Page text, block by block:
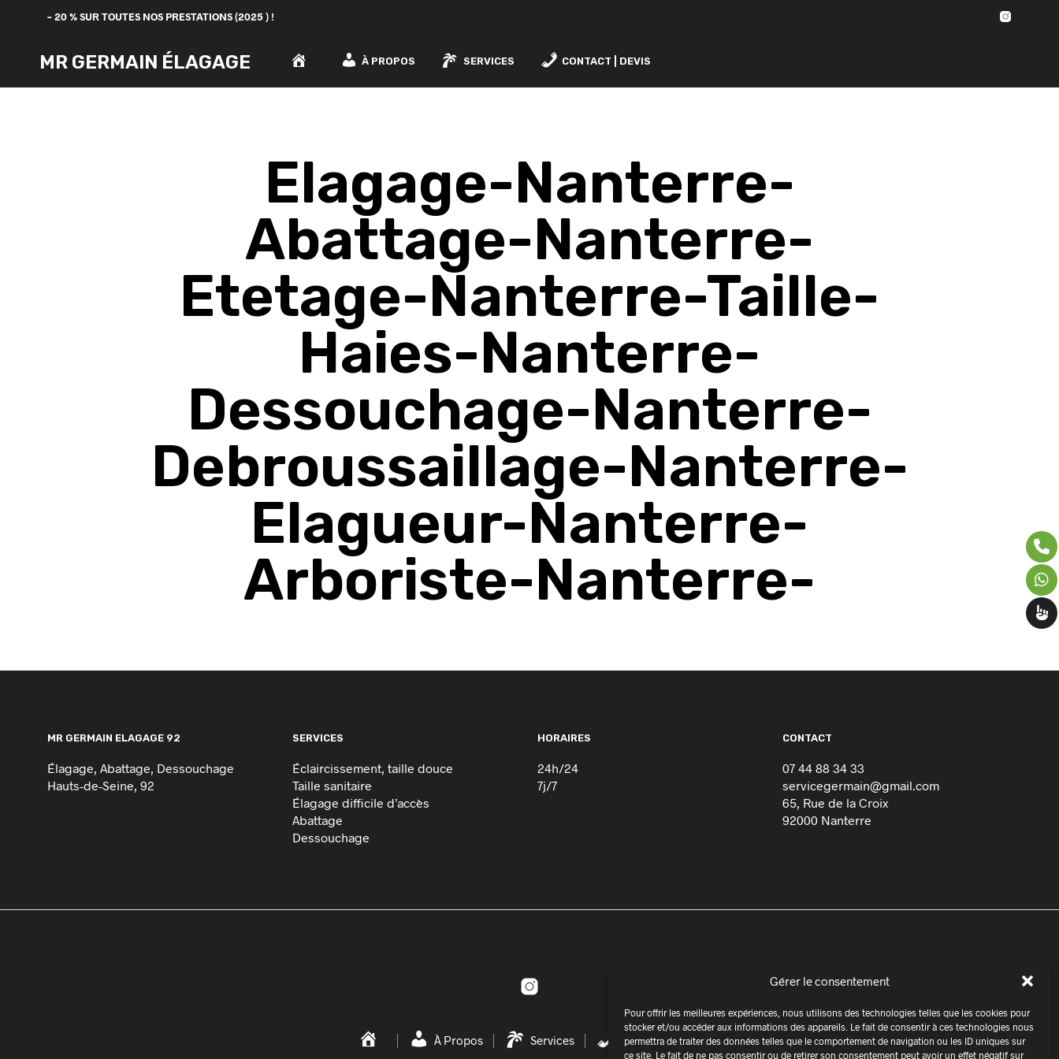
Gérer le consentement
Pour offrir les meilleures expériences, nous utilisons des technologies telles que les cookies pour
stocker et/ou accéder aux informations des appareils. Le fait de consentir à ces technologies nous
permettra de traiter des données telles que le comportement de navigation ou les ID uniques sur
ce site. Le fait de ne pas consentir ou de retirer son consentement peut avoir un effet négatif sur
– 20 % SUR TOUTES NOS PRESTATIONS (2025 ) !
MR GERMAIN ÉLAGAGE À PROPOS SERVICES CONTACT | DEVIS
Elagage-Nanterre-
Abattage-Nanterre-
Etetage-Nanterre-Taille-
Haies-Nanterre-
Dessouchage-Nanterre-
Debroussaillage-Nanterre-
Elagueur-Nanterre-
Arboriste-Nanterre-
MR GERMAIN ELAGAGE 92
Élagage, Abattage, Dessouchage
Hauts-de-Seine, 92
SERVICES
Éclaircissement, taille douce
Taille sanitaire
Élagage difficile d’accès
Abattage
Dessouchage
HORAIRES
24h/24
7j/7
CONTACT
07 44 88 34 33
servicegermain@gmail.com
65, Rue de la Croix
92000 Nanterre
À Propos Services Contact | Devis